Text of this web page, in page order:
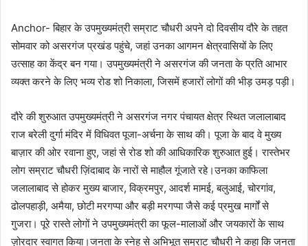
Anchor- बिहार के उपमुख्यमंत्री सम्राट चौधरी अपने दो दिवसीय दौरे के तहत
सोमवार को असरगंज प्रखंड पहुंचे, जहां उनका आगमन क्षेत्रवासियों के लिए
उत्साह का केंद्र बन गया। उपमुख्यमंत्री ने असरगंज की जनता के प्रति आभार
व्यक्त करने के लिए भव्य रोड शो निकाला, जिसमें हजारों लोगों की भीड़ उमड़ पड़ी।
दौरे की शुरुआत उपमुख्यमंत्री ने असरगंज नगर पंचायत क्षेत्र स्थित जलालाबाद
राज बरेली दुर्गा मंदिर में विधिवत पूजा-अर्चना के साथ की। पूजा के बाद वे मुख्य
बाज़ार की ओर रवाना हुए, जहां से रोड शो की आधिकारिक शुरुआत हुई। रास्तेभर
लोग सम्राट चौधरी ज़िंदाबाद के नारों से माहौल गूंजाते रहे।उनका काफिला
जलालाबाद से होकर मुख्य बाजार, विक्रमपुर, आदर्श मामई, बलुआई, चोरगांव,
ढोलपहाड़ी, अमैया, छोटी मरगप्पा और बड़ी मरगप्पा जैसे कई प्रमुख मार्गों से
गुजरा। पूरे रास्ते लोगों ने उपमुख्यमंत्री का फूल-मालाओं और जयकारों के साथ
ज़ोरदार स्वागत किया।जनता के स्नेह से अभिभूत सम्राट चौधरी ने कहा कि जनता